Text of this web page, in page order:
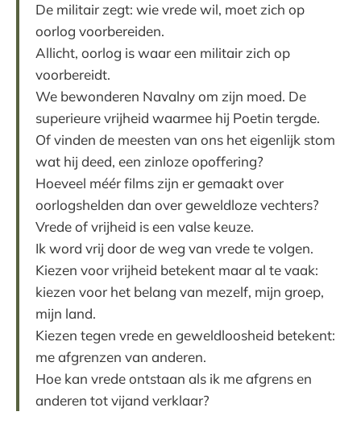
De militair zegt: wie vrede wil, moet zich op
oorlog voorbereiden.
Allicht, oorlog is waar een militair zich op
voorbereidt.
We bewonderen Navalny om zijn moed. De
superieure vrijheid waarmee hij Poetin tergde.
Of vinden de meesten van ons het eigenlijk stom
wat hij deed, een zinloze opoffering?
Hoeveel méér films zijn er gemaakt over
oorlogshelden dan over geweldloze vechters?
Vrede of vrijheid is een valse keuze.
Ik word vrij door de weg van vrede te volgen.
Kiezen voor vrijheid betekent maar al te vaak:
kiezen voor het belang van mezelf, mijn groep,
mijn land.
Kiezen tegen vrede en geweldloosheid betekent:
me afgrenzen van anderen.
Hoe kan vrede ontstaan als ik me afgrens en
anderen tot vijand verklaar?